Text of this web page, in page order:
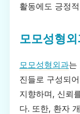
활동에도 긍정
모모성형
모모성형외과는
진들로 구성되
지향하며, 신뢰
다. 또한, 환자